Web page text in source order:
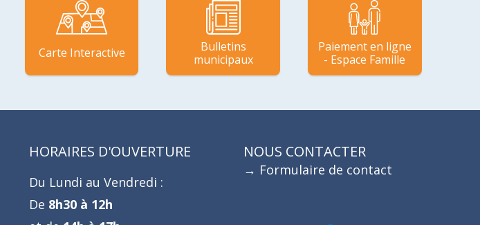
Carte Interactive
Bulletins
municipaux
Paiement en ligne
- Espace Famille
HORAIRES D'OUVERTURE
Du Lundi au Vendredi :
De 8h30 à 12h
NOUS CONTACTER
Formulaire de contact